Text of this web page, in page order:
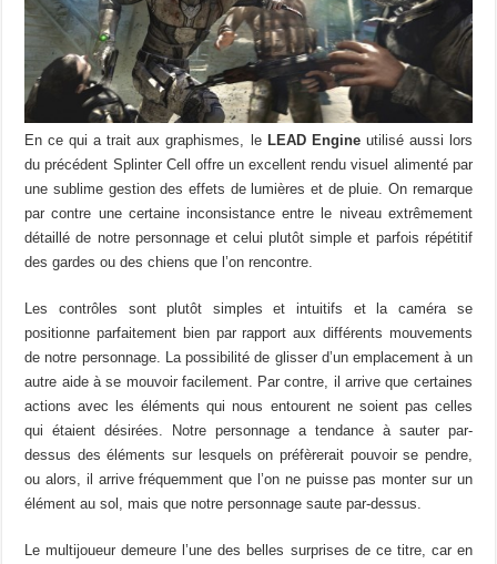
En ce qui a trait aux graphismes, le LEAD Engineutilisé aussi lors
du précédent Splinter Cell offre un excellent rendu visuel alimenté par
une sublime gestion des effets de lumières et de pluie. On remarque
par contre une certaine inconsistance entre le niveau extrêmement
détaillé de notre personnage et celui plutôt simple et parfois répétitif
des gardes ou des chiens que l’on rencontre.
Les contrôles sont plutôt simples et intuitifs et la caméra se
positionne parfaitement bien par rapport aux différents mouvements
de notre personnage. La possibilité de glisser d’un emplacement à un
autre aide à se mouvoir facilement. Par contre, il arrive que certaines
actions avec les éléments qui nous entourent ne soient pas celles
qui étaient désirées. Notre personnage a tendance à sauter par-
dessus des éléments sur lesquels on préfèrerait pouvoir se pendre,
ou alors, il arrive fréquemment que l’on ne puisse pas monter sur un
élément au sol, mais que notre personnage saute par-dessus.
Le multijoueur demeure l’une des belles surprises de ce titre, car en